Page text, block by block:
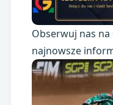
Obserwuj nas
najnowsze